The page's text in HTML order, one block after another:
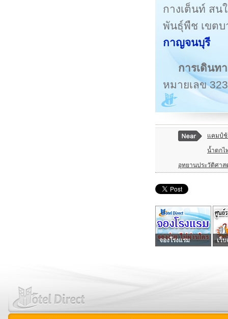
กางเต็นท์ สน
พันธุ์พืช เขตบ
กาญจนบุรี
การเดินท
หมายเลข
แคมป์ช้
น้ำตกไ
อุทยานประวัติศาส
จองโรงแรม เว็บ